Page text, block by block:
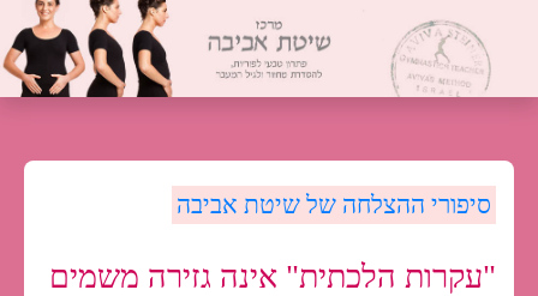
סיפורי ההצלחה של שיטת אביבה
"עקרות הלכתית" אינה גזירה משמים